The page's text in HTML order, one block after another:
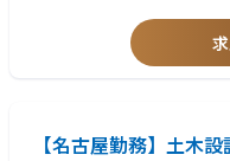
・業務（仕事）は、プロジェ
はベテラン技術者の設計補助
※仕事内容に記載の通り、土
【名古屋勤務】土木